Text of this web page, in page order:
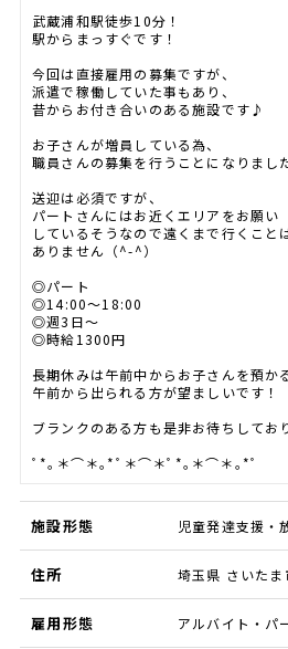
武蔵浦和駅徒歩10分！
駅からまっすぐです！
今回は直接雇用の募集ですが、
派遣で稼働していた事もあり、
昔からお付き合いのある施設です♪
お子さんが増員している為、
職員さんの募集を行うことになりまし
送迎は必須ですが、
パートさんにはお近くエリアをお願い
しているそうなので遠くまで行くこと
ありません（^-^）
◎パート
◎14:00～18:00
◎週3日～
◎時給1300円
長期休みは午前中からお子さんを預か
午前から出られる方が望ましいです！
ブランクのある方も是非お待ちしてお
ﾟ*｡＊⌒＊｡*ﾟ＊⌒＊ﾟ*｡＊⌒＊｡*ﾟ
施設形態 児童発達支援・
住所 埼玉県 さいた
雇用形態 アルバイト・パ